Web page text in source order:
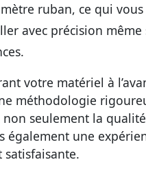
ruban, ce qui
avec précision même
votre matériel à
méthodologie
non seulement la
également une
satisfaisante.